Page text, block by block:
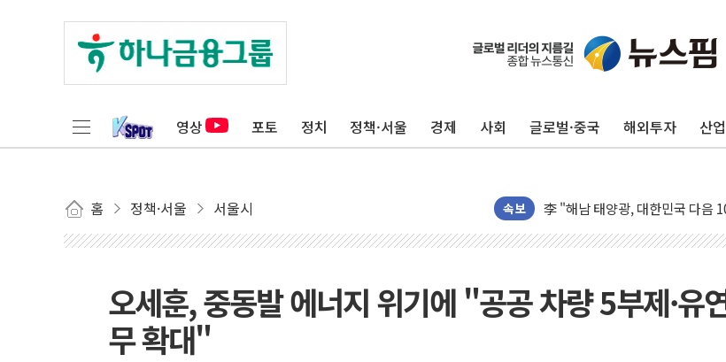
영상 포토 정치 정책·서울 경제 사회 글로벌·중국 해외투자 산업
홈 정책·서울 서울시 속보
트럼프 "금리 내려야"…파월 때
특정 정치인 측근 포항시 정책특
李 대통령, '6시간 마라톤 부동산
트럼프, 中 겨냥 폴리실리콘 관
이란와이어 "이란 최고지도자 위
남동발전, 해남군에 국내 최대 규
오세훈, 중동발 에너지 위기에 "공공 차량 5부제·유
무 확대"